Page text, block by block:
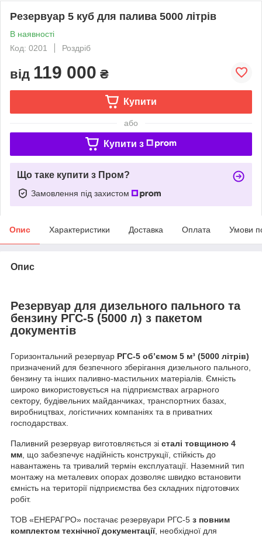
Резервуар 5 куб для палива 5000 літрів
В наявності
Код: 0201
Роздріб
від 119 000 ₴
Купити
або
Купити з
Що таке купити з Пром?
Замовлення під захистом
Опис Характеристики Доставка Оплата Умови
Опис
Резервуар для дизельного пального та
бензину РГС-5 (5000 л) з пакетом
документів
Горизонтальний резервуар РГС-5 об’ємом 5 м³ (5000 літрів)
призначений для безпечного зберігання дизельного пального,
бензину та інших паливно-мастильних матеріалів. Ємність
широко використовується на підприємствах аграрного
сектору, будівельних майданчиках, транспортних базах,
виробництвах, логістичних компаніях та в приватних
господарствах.
Паливний резервуар виготовляється зі сталі товщиною 4
мм , що забезпечує надійність конструкції, стійкість до
навантажень та тривалий термін експлуатації. Наземний тип
монтажу на металевих опорах дозволяє швидко встановити
ємність на території підприємства без складних підготовчих
робіт.
ТОВ «ЕНЕРАГРО» постачає резервуари РГС-5 з повним
комплектом технічної документації, необхідної для